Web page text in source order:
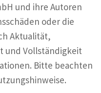
und ihre Autoren
oder die
Aktualität,
und Vollständigkeit
Bitte beachten